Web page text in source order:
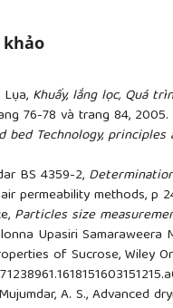
Khuấy, lắng lọc, Quá
76-78 và trang 84, 2005.
bed Technology,
BS 4359-2,
permeability methods, p
Particles size
Upasiri
of Sucrose, Wiley
A. S., Advanced